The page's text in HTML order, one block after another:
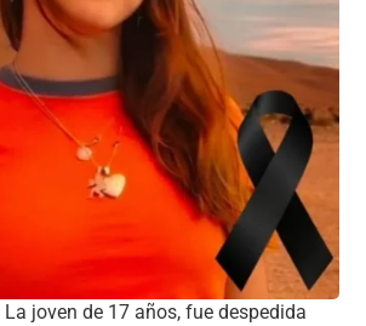
La joven de 17 años, fue despedida